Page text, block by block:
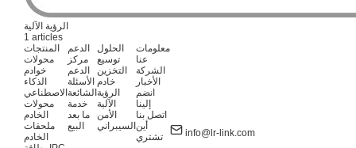
الرؤية الآلية
1 articles
المنتجات
محولات
خوادم
الذكاء
الاصطناعي
محولات
الخادم
ملحقات
الخادم
الدعم
مركز
الدعم
الأسئلة
الشائعة
خدمة
ما بعد
البيع
الحلول
توسيع
التخزين
خادم
الرؤية
الآلية
الأمن
السيبراني
معلومات
عنا
الشركة
الأخبار
انضم
إلينا
اتصل بنا
أين
تشتري
info@lr-link.com